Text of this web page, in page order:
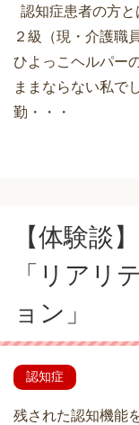
認知症患者の方
２級（現・介護職
ひよっこヘルパー
ままならない私で
勤・・・
【体験談
「リアリ
ョン」
認知症
残された認知機能